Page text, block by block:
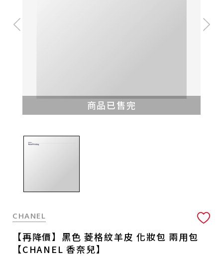
商品已售完
CHANEL
【再降價】黑色 菱格紋羊皮 化妝包 兩用包
【CHANEL 香奈兒】